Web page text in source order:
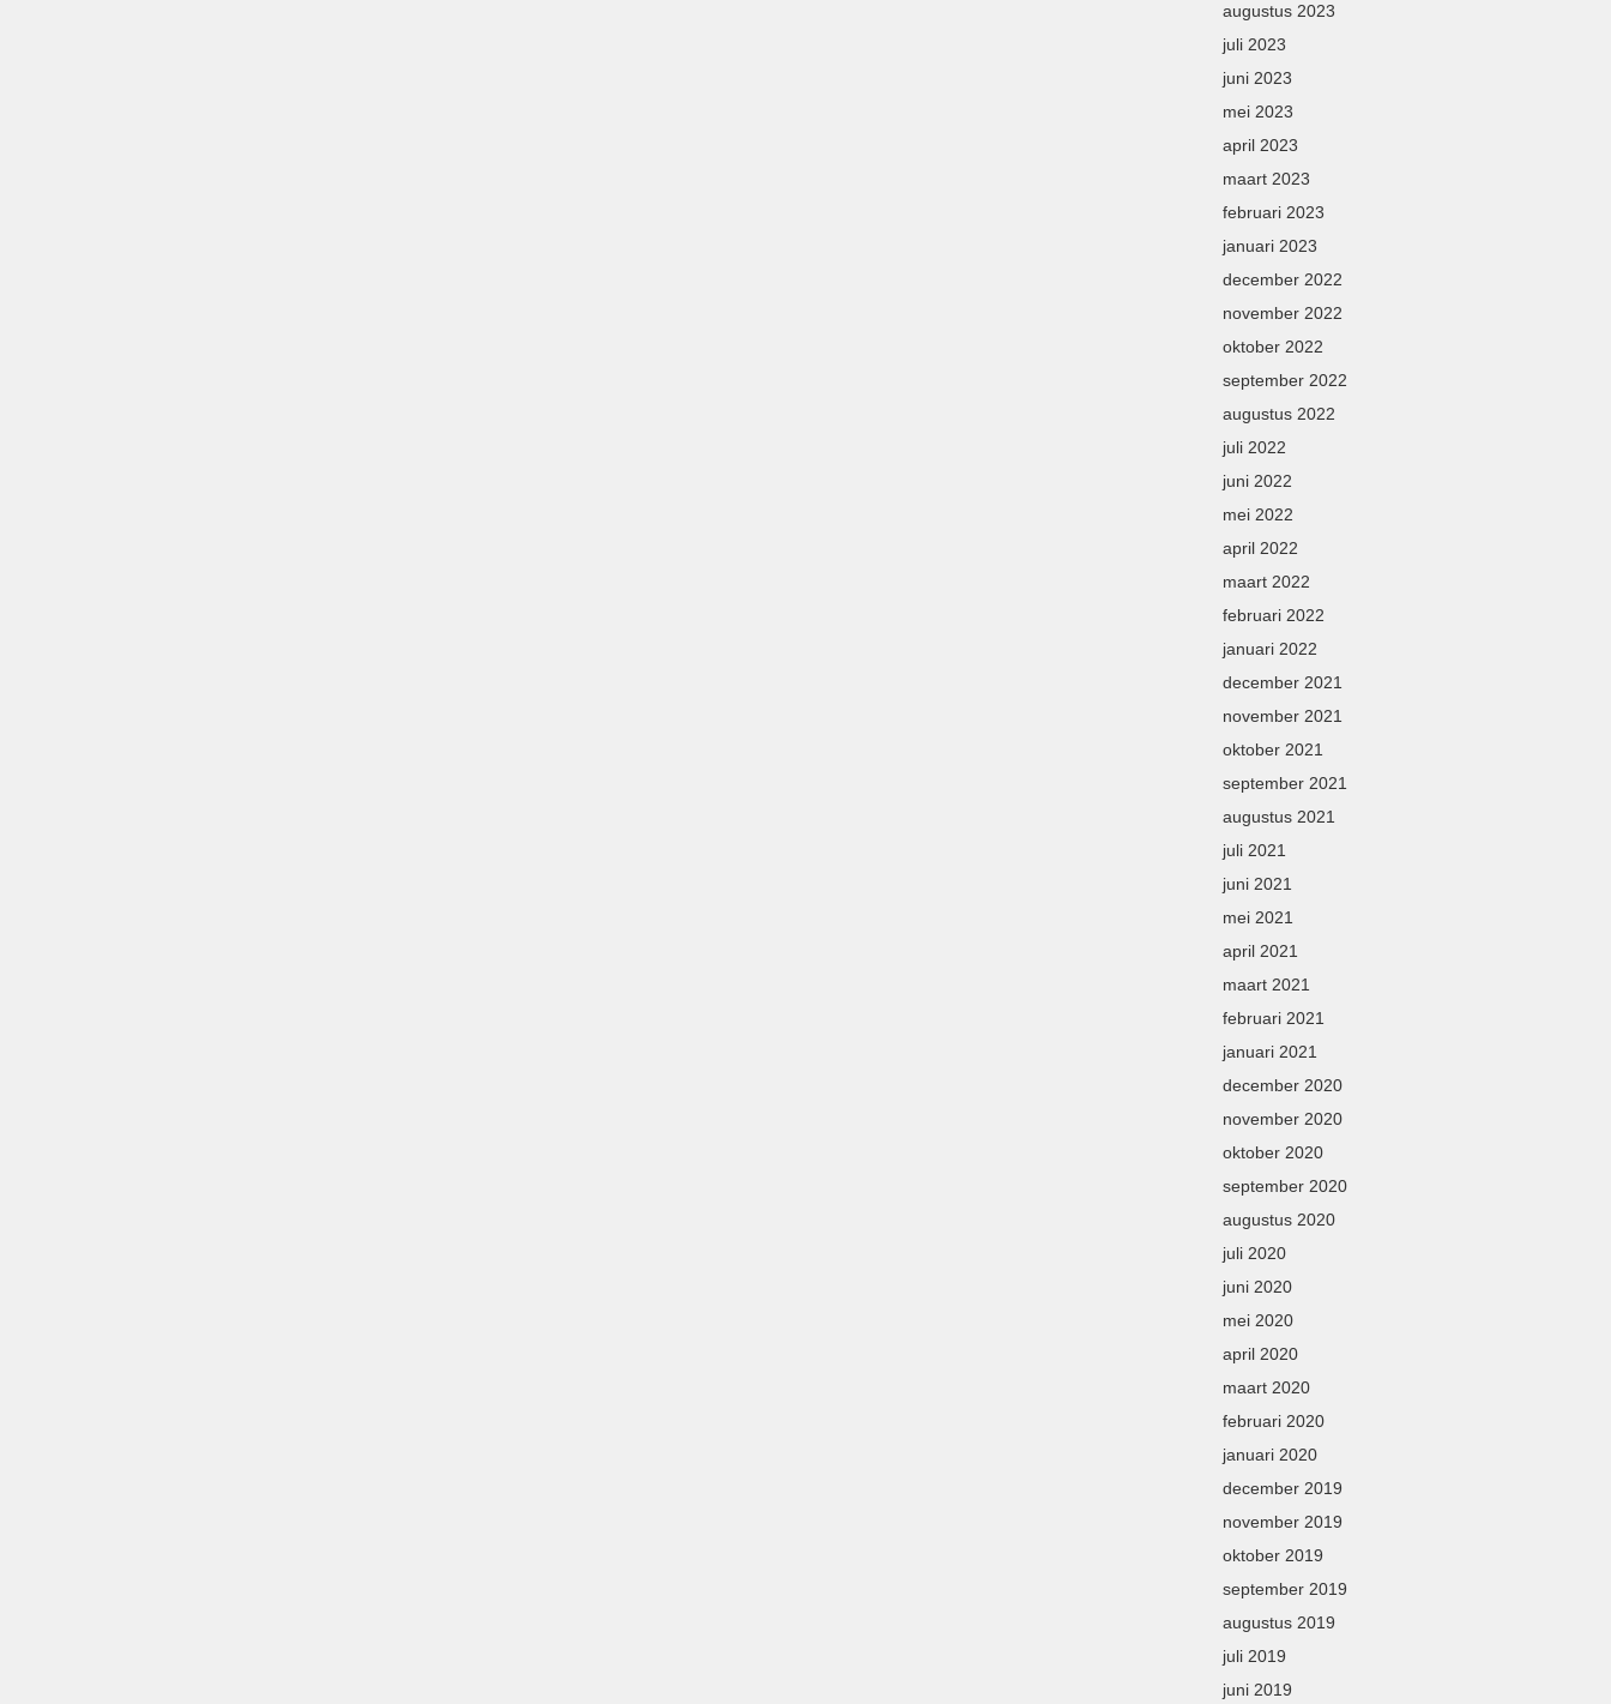
augustus 2023
juli 2023
juni 2023
mei 2023
april 2023
maart 2023
februari 2023
januari 2023
december 2022
november 2022
oktober 2022
september 2022
augustus 2022
juli 2022
juni 2022
mei 2022
april 2022
maart 2022
februari 2022
januari 2022
december 2021
november 2021
oktober 2021
september 2021
augustus 2021
juli 2021
juni 2021
mei 2021
april 2021
maart 2021
februari 2021
januari 2021
december 2020
november 2020
oktober 2020
september 2020
augustus 2020
juli 2020
juni 2020
mei 2020
april 2020
maart 2020
februari 2020
januari 2020
december 2019
november 2019
oktober 2019
september 2019
augustus 2019
juli 2019
juni 2019